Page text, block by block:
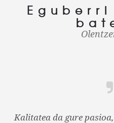
Kalitatea da gure